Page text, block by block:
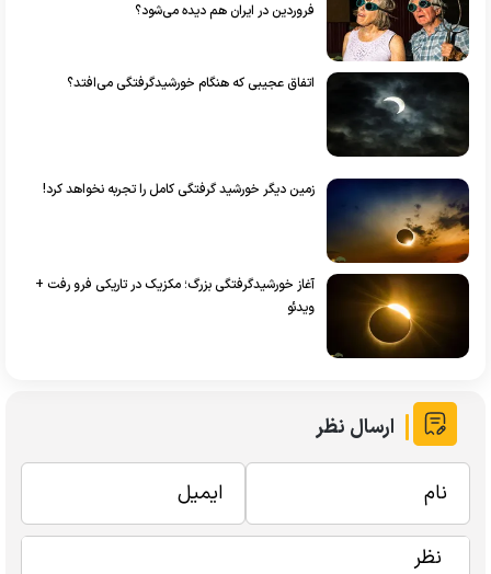
فروردین در ایران هم دیده می‌شود؟
اتفاق عجیبی که هنگام خورشیدگرفتگی می‌افتد؟
زمین دیگر خورشید گرفتگی کامل را تجربه نخواهد کرد!
آغاز خورشیدگرفتگی بزرگ؛ مکزیک در تاریکی فرو رفت +
ویدئو
ارسال نظر